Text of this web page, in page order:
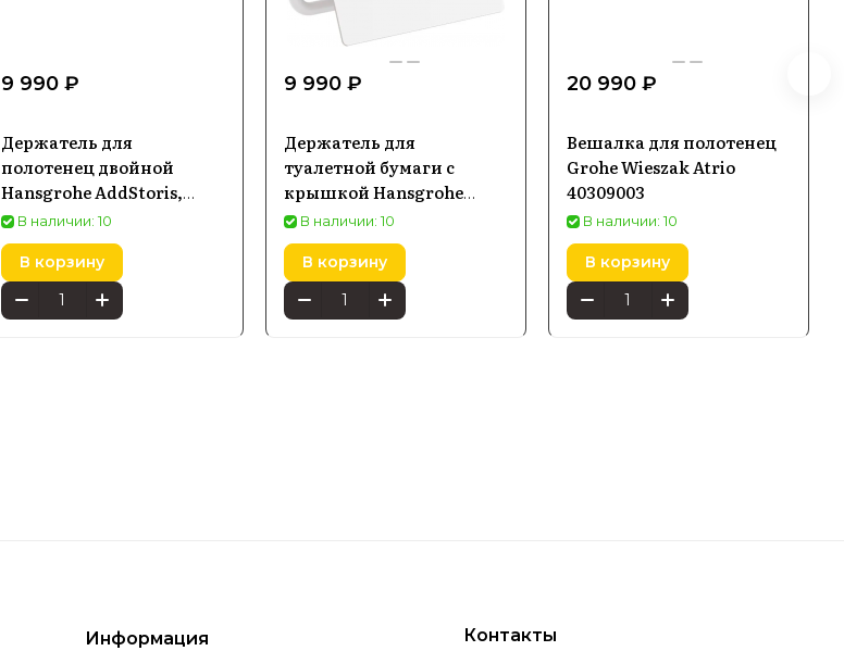
9 990 ₽
Держатель для
полотенец двойной
Hansgrohe AddStoris,
черный матовый 41770670
В наличии: 10
В корзину
9 990 ₽
Держатель для
туалетной бумаги с
крышкой Hansgrohe
AddStoris, белый
матовый 41753700
В наличии: 10
В корзину
20 990 ₽
Вешалка для полотенец
Grohe Wieszak Atrio
40309003
В наличии: 10
В корзину
Информация Контакты